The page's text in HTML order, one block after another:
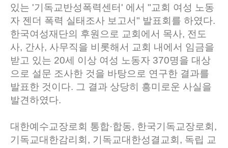
있는 '기독교반성폭력센터' 에서 "교회 여성 노동
자 젠더 폭력 실태조사 보고서" 발표회를 하였다.
한국여성재단의 후원으로 교회에서 목사, 전도
사, 간사, 사무직을 비롯해서 교회 내에서 임금을
받고 있는 20세 이상 여성 노동자 370명을 대상
으로 설문 조사한 것을 바탕으로 연구한 결과를
발표한 것이다. 그 결과 상당히 흥미로운 사실을
발견하였다.
대한예수교장로회 통합·합동, 한국기독교장로회,
기독교대한감리회, 기독교대한성결교회, 독립 교